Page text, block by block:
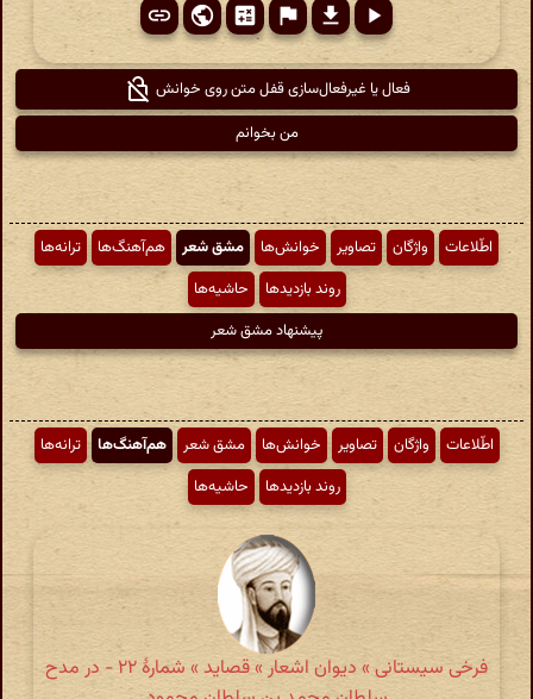
فعال یا غیرفعال‌سازی قفل متن روی خوانش
من بخوانم
اطّلاعات واژگان تصاویر خوانش‌ها مشق شعر هم‌آهنگ‌ها
ترانه‌ها
روند بازدیدها
حاشیه‌ها
پیشنهاد مشق شعر
اطّلاعات واژگان تصاویر خوانش‌ها مشق شعر هم‌آهنگ‌ها
ترانه‌ها
روند بازدیدها
حاشیه‌ها
فرخی سیستانی » دیوان اشعار » قصاید » شمارهٔ ۲۲ - در مدح